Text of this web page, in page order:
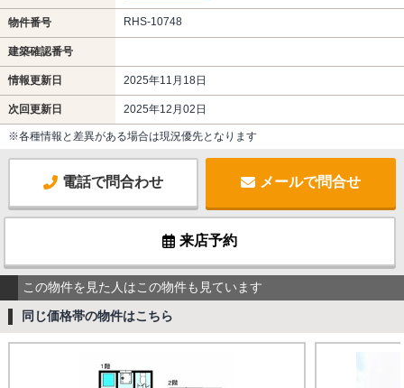
物件番号 RHS-10748
建築確認番号
情報更新日 2025年11月18日
次回更新日 2025年12月02日
※各種情報と差異がある場合は現況優先となります
電話で問合わせ メールで問合せ
来店予約
この物件を見た人はこの物件も見ています
同じ価格帯の物件はこちら